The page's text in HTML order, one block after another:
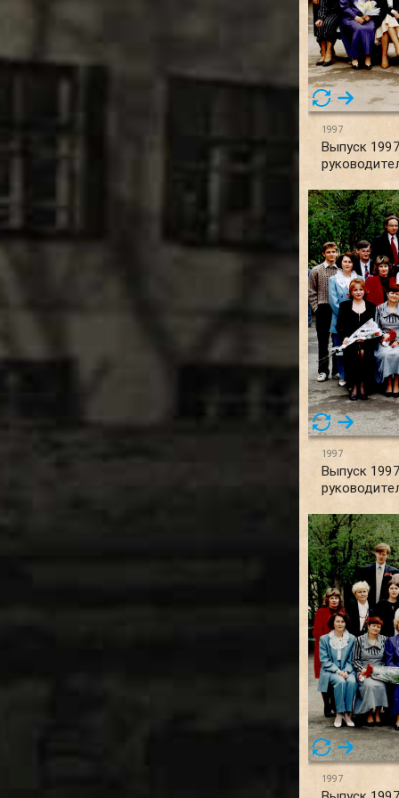
1997
Выпуск
1997
Выпуск
1997